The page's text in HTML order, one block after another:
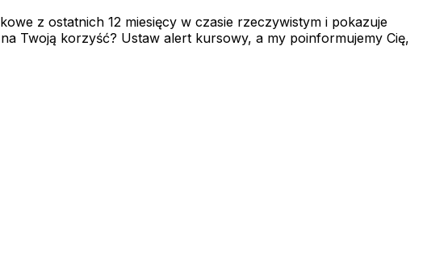
z ostatnich 12 miesięcy w czasie rzeczywistym i pokazuje
Twoją korzyść? Ustaw alert kursowy, a my poinformujemy Cię,